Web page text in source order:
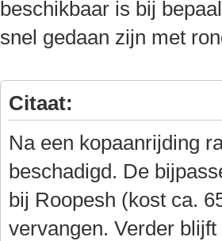
beschikbaar is bij
snel gedaan zijn met
Citaat:
Na een kopaanrijding
beschadigd. De
bij Roopesh (kost ca.
vervangen. Verder